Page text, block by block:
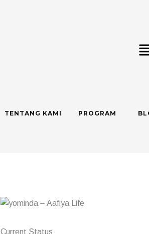
TENTANG KAMI PROGRAM
Current Status